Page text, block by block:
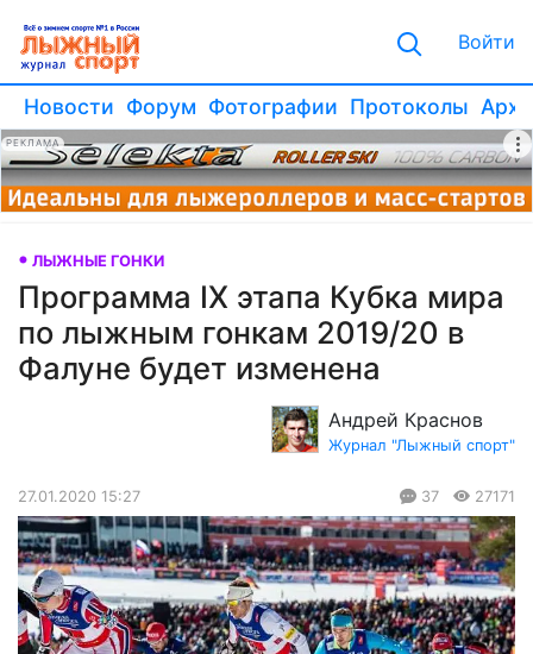
Войти
Новости Форум Фотографии Протоколы
РЕКЛАМА
ЛЫЖНЫЕ ГОНКИ
Программа IX этапа Кубка мира
по лыжным гонкам 2019/20 в
Фалуне будет изменена
Андрей Краснов
Журнал "Лыжный спорт"
27.01.2020 15:27 37 27171